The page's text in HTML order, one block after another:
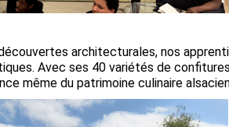
architecturales, nos
Avec ses 40 variétés de
même du patrimoine culinaire